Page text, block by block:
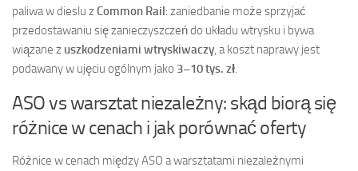
paliwa w dieslu zCommon Rail: zaniedbanie może sprzyjać
przedostawaniu się zanieczyszczeń do układu wtrysku i bywa
wiązane z uszkodzeniami wtryskiwaczy , a koszt naprawy jest
podawany w ujęciu ogólnym jako 3–10 tys. zł
ASO vs warsztat niezależny: skąd biorą się
różnice w cenach i jak porównać oferty
Różnice w cenach między ASO a warsztatami niezależnymi